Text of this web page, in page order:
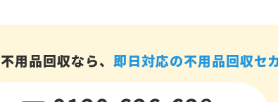
用品回収なら、即日対応の不用品回収セ